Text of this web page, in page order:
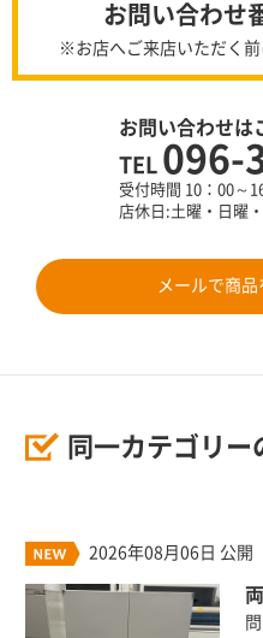
お問い合わせ
※お店へご来店いただく前
お問い合わせは
TEL 096-
受付時間 10：00～
店休日:土曜・日曜
メールで商
同一カテゴリー
2026年08月06日 公開